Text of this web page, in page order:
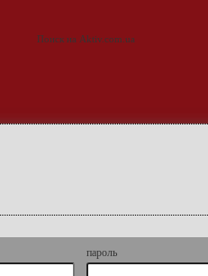
пароль